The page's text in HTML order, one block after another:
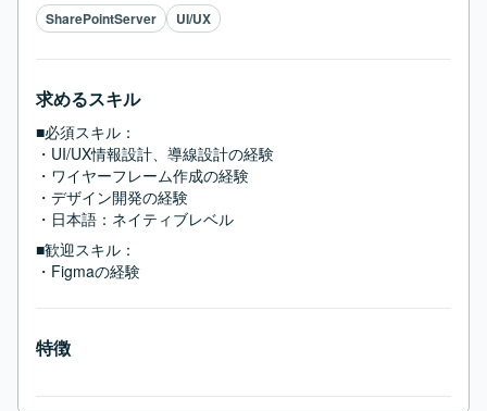
SharePointServer UI/UX
求めるスキル
■必須スキル：
・UI/UX情報設計、導線設計の経験
・ワイヤーフレーム作成の経験
・デザイン開発の経験
・日本語：ネイティブレベル
■歓迎スキル：
・Figmaの経験
特徴